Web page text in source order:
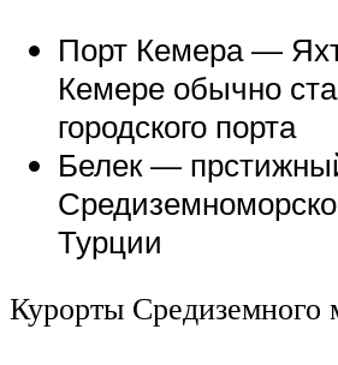
Порт Кемера —
Кемере обычно
городского порта
Белек —
Турции
Курорты Средиземного